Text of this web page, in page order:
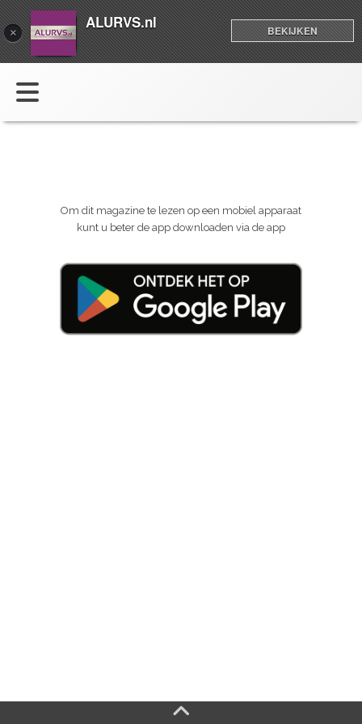
×
ALURVS.nl BEKIJKEN
Om dit magazine te lezen op een mobiel apparaat
kunt u beter de app downloaden via de app